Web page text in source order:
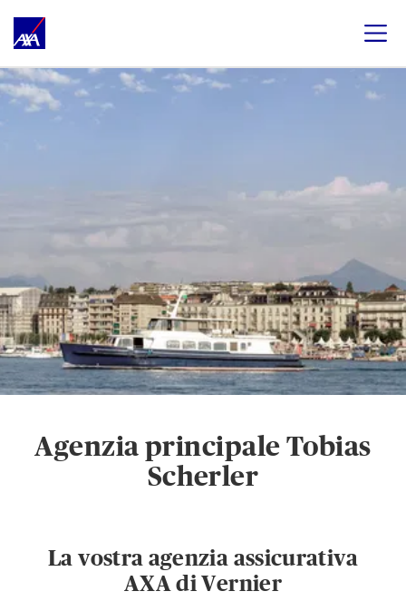
Agenzia principale Tobias
Scherler
La vostra agenzia assicurativa
AXA di Vernier